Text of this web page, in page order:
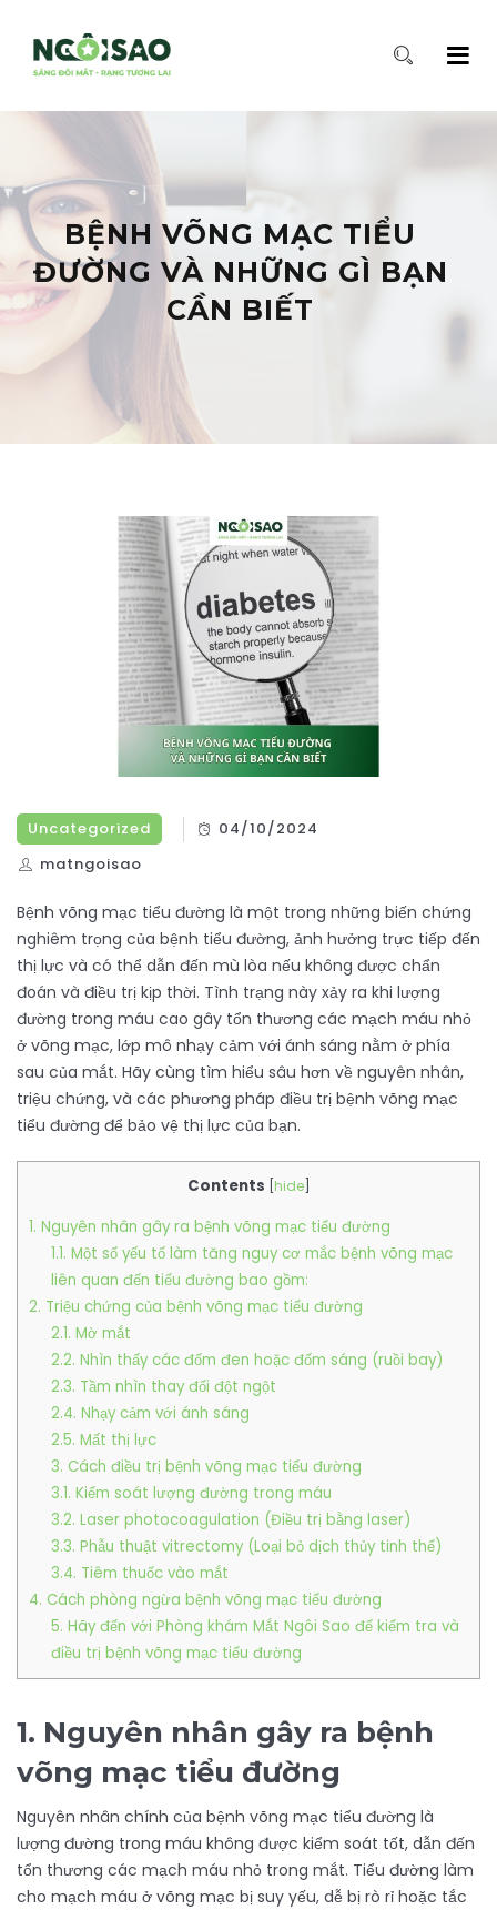
BỆNH VÕNG MẠC TIỂU
ĐƯỜNG VÀ NHỮNG GÌ BẠN
CẦN BIẾT
Uncategorized
04/10/2024
matngoisao
Bệnh võng mạc tiểu đường là một trong những biến chứng
nghiêm trọng của bệnh tiểu đường, ảnh hưởng trực tiếp đến
thị lực và có thể dẫn đến mù lòa nếu không được chẩn
đoán và điều trị kịp thời. Tình trạng này xảy ra khi lượng
đường trong máu cao gây tổn thương các mạch máu nhỏ
ở võng mạc, lớp mô nhạy cảm với ánh sáng nằm ở phía
sau của mắt. Hãy cùng tìm hiểu sâu hơn về nguyên nhân,
triệu chứng, và các phương pháp điều trị bệnh võng mạc
tiểu đường để bảo vệ thị lực của bạn.
Contents hide]
1. Nguyên nhân gây ra bệnh võng mạc tiểu đường
1.1. Một số yếu tố làm tăng nguy cơ mắc bệnh võng mạc
liên quan đến tiểu đường bao gồm:
2. Triệu chứng của bệnh võng mạc tiểu đường
2.1. Mờ mắt
2.2. Nhìn thấy các đốm đen hoặc đốm sáng (ruồi bay)
2.3. Tầm nhìn thay đổi đột ngột
2.4. Nhạy cảm với ánh sáng
2.5. Mất thị lực
3. Cách điều trị bệnh võng mạc tiểu đường
3.1. Kiểm soát lượng đường trong máu
3.2. Laser photocoagulation (Điều trị bằng laser)
3.3. Phẫu thuật vitrectomy (Loại bỏ dịch thủy tinh thể)
3.4. Tiêm thuốc vào mắt
4. Cách phòng ngừa bệnh võng mạc tiểu đường
5. Hãy đến với Phòng khám Mắt Ngôi Sao để kiểm tra và
điều trị bệnh võng mạc tiểu đường
1. Nguyên nhân gây ra bệnh
võng mạc tiểu đường
Nguyên nhân chính của bệnh võng mạc tiểu đường là
lượng đường trong máu không được kiểm soát tốt, dẫn đến
tổn thương các mạch máu nhỏ trong mắt. Tiểu đường làm
cho mạch máu ở võng mạc bị suy yếu, dễ bị rò rỉ hoặc tắc